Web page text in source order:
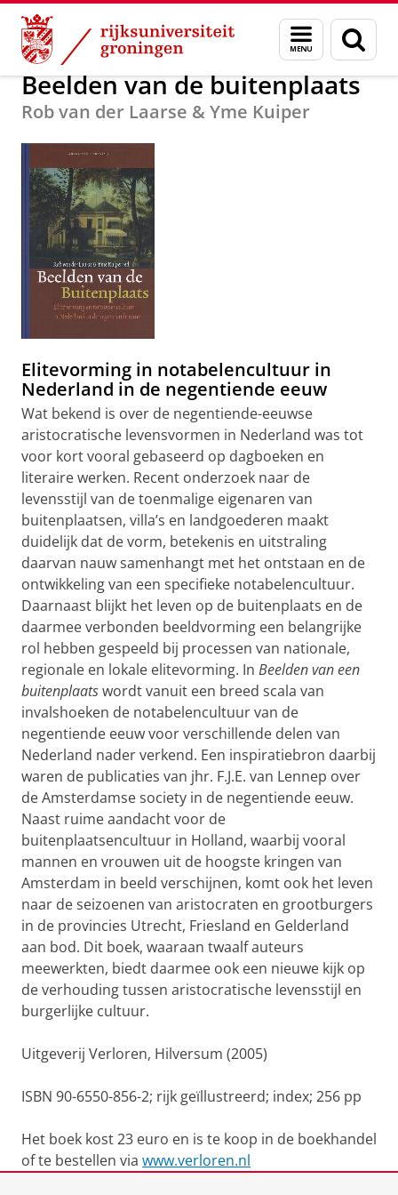
Skip
Content
Skip
Navigation
Menu
en
zoeken
nieuws tot 2006
Beelden van de buitenplaats
Rob van der Laarse & Yme Kuiper
Elitevorming in notabelencultuur in
Nederland in de negentiende eeuw
Wat bekend is over de negentiende-eeuwse
aristocratische levensvormen in Nederland was tot
voor kort vooral gebaseerd op dagboeken en
literaire werken. Recent onderzoek naar de
levensstijl van de toenmalige eigenaren van
buitenplaatsen, villa’s en landgoederen maakt
duidelijk dat de vorm, betekenis en uitstraling
daarvan nauw samenhangt met het ontstaan en de
ontwikkeling van een specifieke notabelencultuur.
Daarnaast blijkt het leven op de buitenplaats en de
daarmee verbonden beeldvorming een belangrijke
rol hebben gespeeld bij processen van nationale,
regionale en lokale elitevorming. In Beelden van een
buitenplaatswordt vanuit een breed scala van
invalshoeken de notabelencultuur van de
negentiende eeuw voor verschillende delen van
Nederland nader verkend. Een inspiratiebron daarbij
waren de publicaties van jhr. F.J.E. van Lennep over
de Amsterdamse society in de negentiende eeuw.
Naast ruime aandacht voor de
buitenplaatsencultuur in Holland, waarbij vooral
mannen en vrouwen uit de hoogste kringen van
Amsterdam in beeld verschijnen, komt ook het leven
naar de seizoenen van aristocraten en grootburgers
in de provincies Utrecht, Friesland en Gelderland
aan bod. Dit boek, waaraan twaalf auteurs
meewerkten, biedt daarmee ook een nieuwe kijk op
de verhouding tussen aristocratische levensstijl en
burgerlijke cultuur.
Uitgeverij Verloren, Hilversum (2005)
ISBN 90-6550-856-2; rijk geïllustreerd; index; 256 pp
Het boek kost 23 euro en is te koop in de boekhandel
of te bestellen via www.verloren.nl